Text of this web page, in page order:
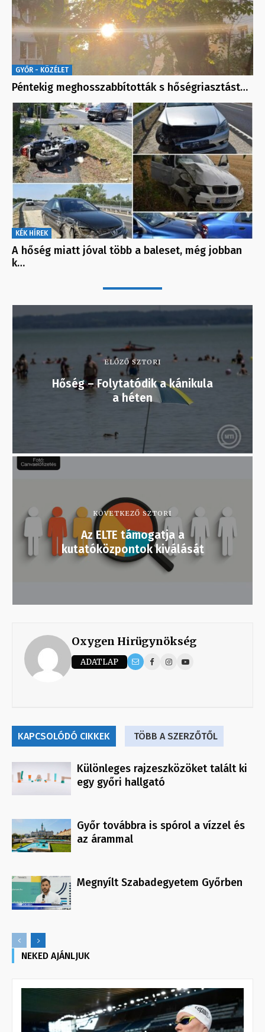
GYŐR - KÖZÉLET
Péntekig meghosszabbították s hőségriasztást…
KÉK HÍREK
A hőség miatt jóval több a baleset, még jobban
k…
ELŐZŐ SZTORI
Hőség – Folytatódik a kánikula
a héten
KÖVETKEZŐ SZTORI
Az ELTE támogatja a
kutatóközpontok kiválását
Oxygen Hirügynökség
ADATLAP
KAPCSOLÓDÓ CIKKEK TÖBB A SZERZŐTŐL
Különleges rajzeszközöket talált ki
egy győri hallgató
Győr továbbra is spórol a vízzel és
az árammal
Megnyílt Szabadegyetem Győrben
NEKED AJÁNLJUK